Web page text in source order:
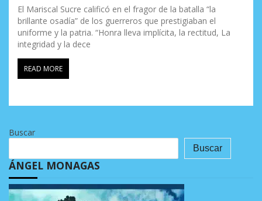
El Mariscal Sucre calificó en el fragor de la batalla “la
brillante osadía” de los guerreros que prestigiaban el
uniforme y la patria. “Honra lleva implícita, la rectitud, La
integridad y la dece
READ MORE
Buscar
Buscar
ÁNGEL MONAGAS